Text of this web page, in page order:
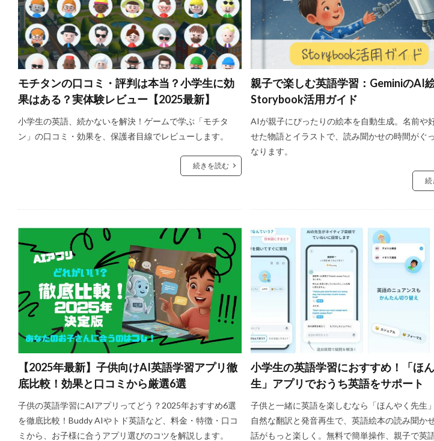
モチタンの口コミ・評判は本当？小学生に効
果はある？実体験レビュー【2025最新】
小学生の英語、続かないを解決！ゲームで学ぶ「モチタ
ン」の口コミ・効果を、保護者目線でレビューします。
続きを読む
親子で楽しむ英語学習：GeminiのAI
Storybook活用ガイド
AIが親子にぴったりの絵本を自動生成。名前や
せた物語とイラストで、読み聞かせの時間がぐ
なります。
続
【2025年最新】子供向けAI英語学習アプリ徹
底比較！効果と口コミから厳選6選
子供の英語学習にAIアプリってどう？2025年おすすめ6選
を徹底比較！Buddy AIやトド英語など、料金・特徴・口コ
ミから、お子様に合うアプリ選びのコツを解説します。
小学生の英語学習におすすめ！「ほ
生」アプリでおうち英語をサポート
子供と一緒に英語を楽しむなら「ほんやく先生
自然な翻訳と発音再生で、英語絵本の読み聞か
話がもっと楽しく。無料で簡単操作、親子で英